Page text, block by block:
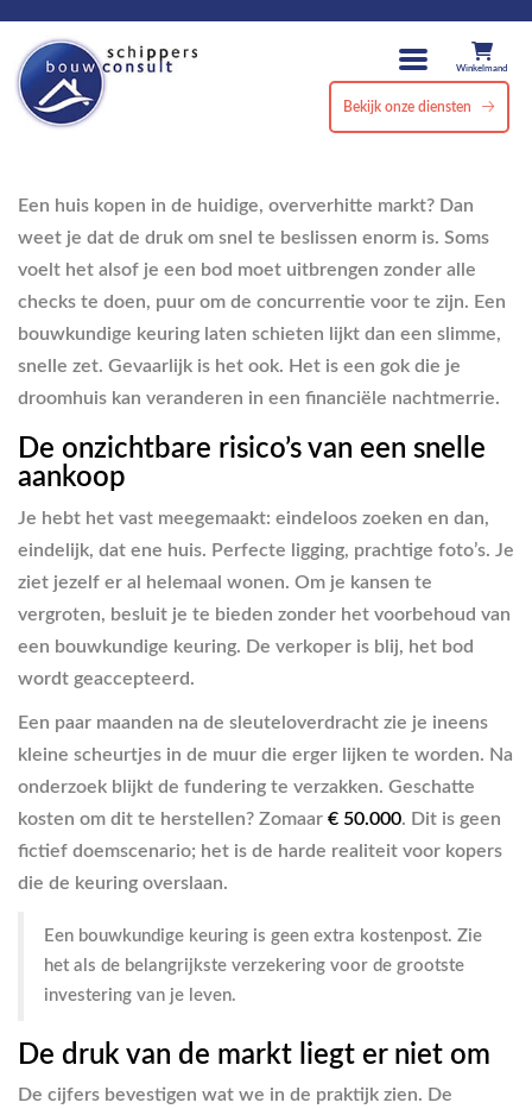
Winkelmand
Bekijk onze diensten
Een huis kopen in de huidige, oververhitte markt? Dan
weet je dat de druk om snel te beslissen enorm is. Soms
voelt het alsof je een bod moet uitbrengen zonder alle
checks te doen, puur om de concurrentie voor te zijn. Een
bouwkundige keuring laten schieten lijkt dan een slimme,
snelle zet. Gevaarlijk is het ook. Het is een gok die je
droomhuis kan veranderen in een financiële nachtmerrie.
De onzichtbare risico’s van een snelle
aankoop
Je hebt het vast meegemaakt: eindeloos zoeken en dan,
eindelijk, dat ene huis. Perfecte ligging, prachtige foto’s. Je
ziet jezelf er al helemaal wonen. Om je kansen te
vergroten, besluit je te bieden zonder het voorbehoud van
een bouwkundige keuring. De verkoper is blij, het bod
wordt geaccepteerd.
Een paar maanden na de sleuteloverdracht zie je ineens
kleine scheurtjes in de muur die erger lijken te worden. Na
onderzoek blijkt de fundering te verzakken. Geschatte
kosten om dit te herstellen? Zomaar € 50.000. Dit is geen
fictief doemscenario; het is de harde realiteit voor kopers
die de keuring overslaan.
Een bouwkundige keuring is geen extra kostenpost. Zie
het als de belangrijkste verzekering voor de grootste
investering van je leven.
De druk van de markt liegt er niet om
De cijfers bevestigen wat we in de praktijk zien. De